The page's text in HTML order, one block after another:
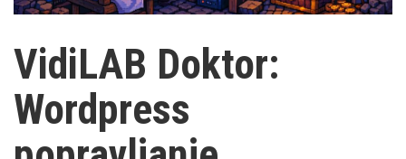
VidiLAB Doktor:
Wordpress